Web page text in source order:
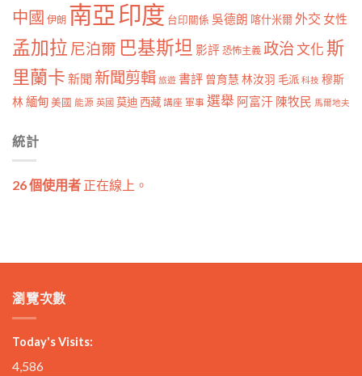
中國 伊朗 南亞印度 台印關係 吳德朗 喀什米爾外交 女性
孟加拉 尼泊爾 巴基斯坦 影評 恐怖主義 政治文化斯
里蘭卡 新聞 新聞剪輯 旅遊 書評 曾育慧 林汝羽 毛派 科技 穆斯
林 緬甸 美國 能源 英國 莫迪 西藏 講座 軍事 選舉 阿富汗 陳牧民 馬爾地夫
統計
26 個使用者 正在線上。
瀏覽次數
Today's Visits:
4,586